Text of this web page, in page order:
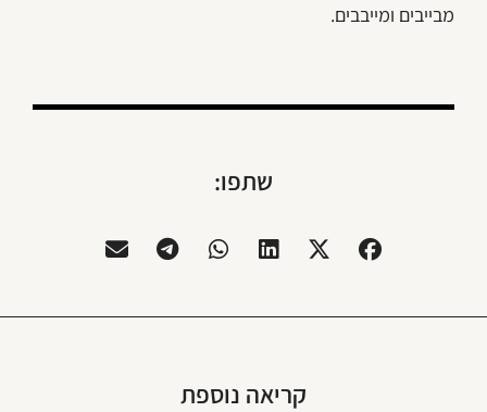
מבייבים ומייבבים.
שתפו:
קריאה נוספת